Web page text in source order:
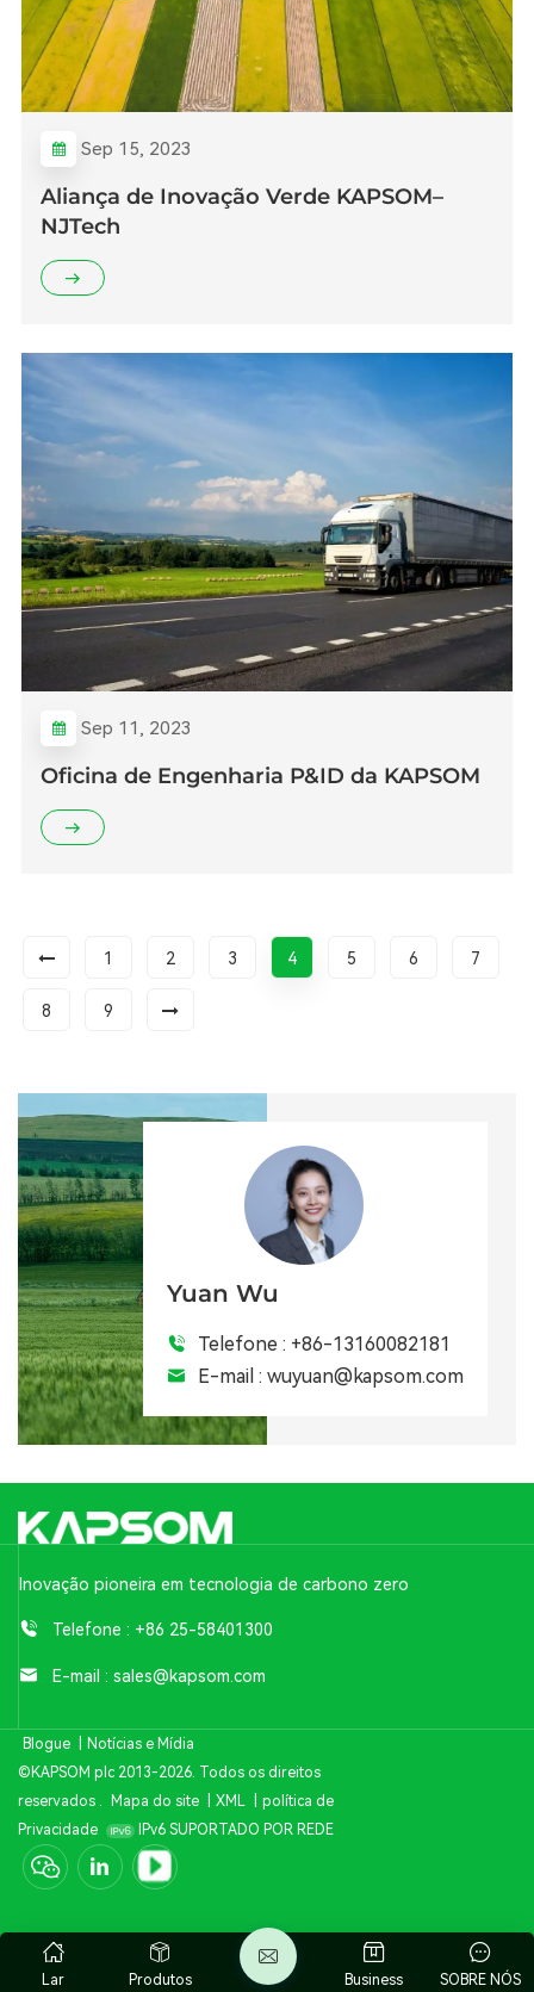
Sep 15, 2023
Aliança de Inovação Verde KAPSOM–
NJTech
Sep 11, 2023
Oficina de Engenharia P&ID da KAPSOM
1 2 3 4 5 6 7
8 9
Yuan Wu
Telefone : +86-13160082181
E-mail : wuyuan@kapsom.com
Inovação pioneira em tecnologia de carbono zero
Telefone : +86 25-58401300
E-mail : sales@kapsom.com
Blogue
Notícias e Mídia
©KAPSOM plc 2013-2026. Todos os direitos
reservados .
Mapa do site XML
política de
Privacidade
IPv6 SUPORTADO POR REDE
Lar Produtos SOBRE NÓS
Business